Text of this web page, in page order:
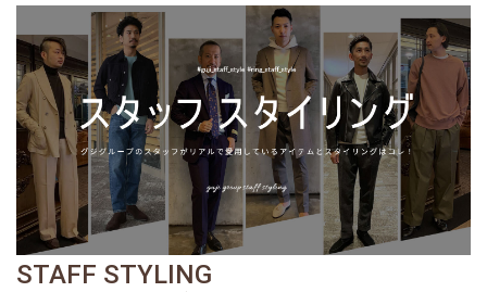
STAFF STYLING